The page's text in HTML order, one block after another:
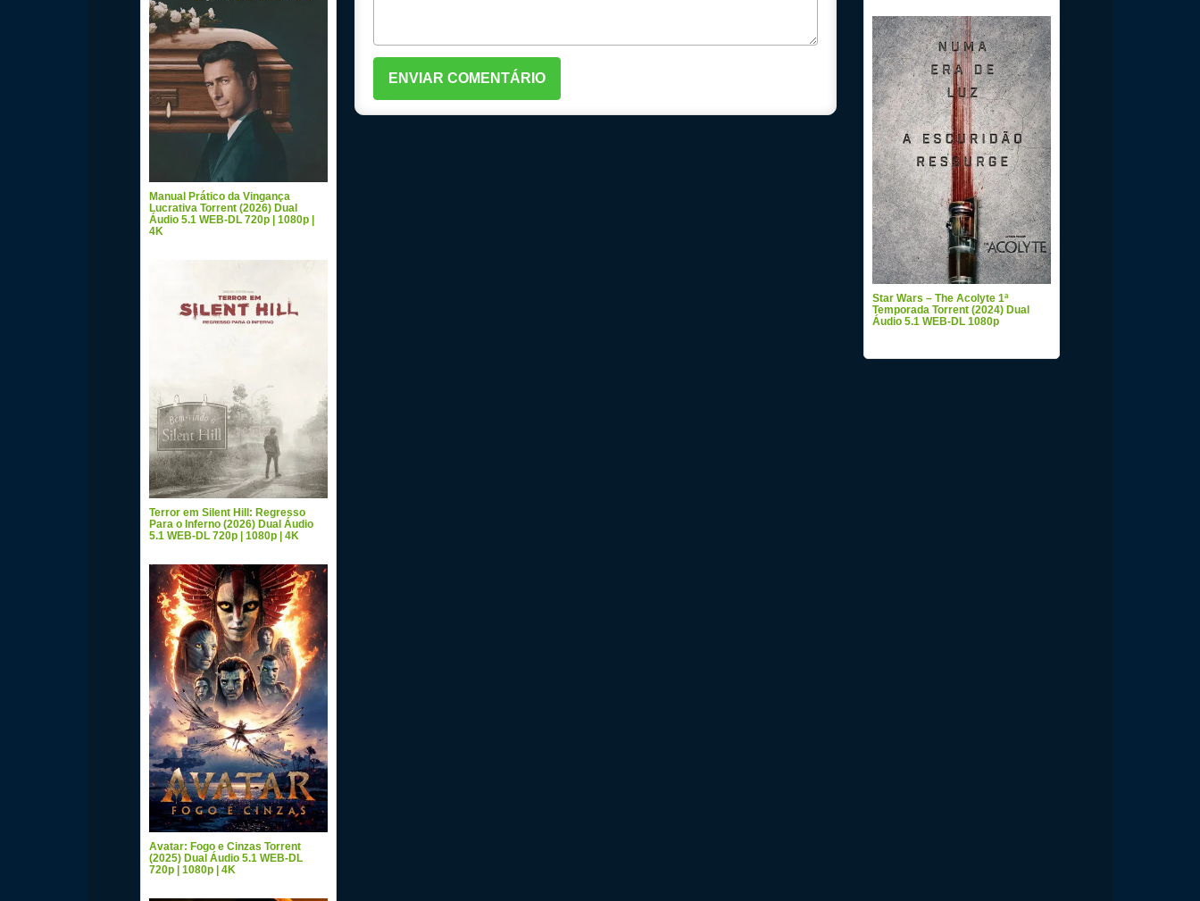
Manual Prático da Vingança
Lucrativa Torrent (2026) Dual
Áudio 5.1 WEB-DL 720p | 1080p |
4K
Terror em Silent Hill: Regresso
Para o Inferno (2026) Dual Áudio
5.1 WEB-DL 720p | 1080p | 4K
Avatar: Fogo e Cinzas Torrent
(2025) Dual Áudio 5.1 WEB-DL
720p | 1080p | 4K
Star Wars – The Acolyte 1ª
Temporada Torrent (2024) Dual
Áudio 5.1 WEB-DL 1080p